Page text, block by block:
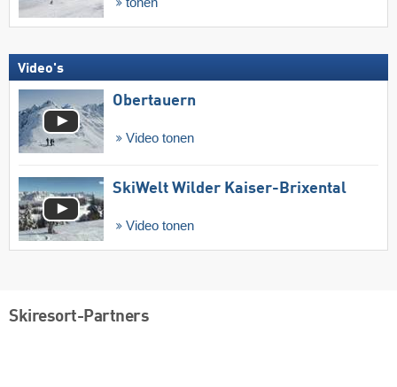
Video's
Obertauern
Video tonen
SkiWelt Wilder Kaiser-Brixental
Video tonen
Skiresort-Partners